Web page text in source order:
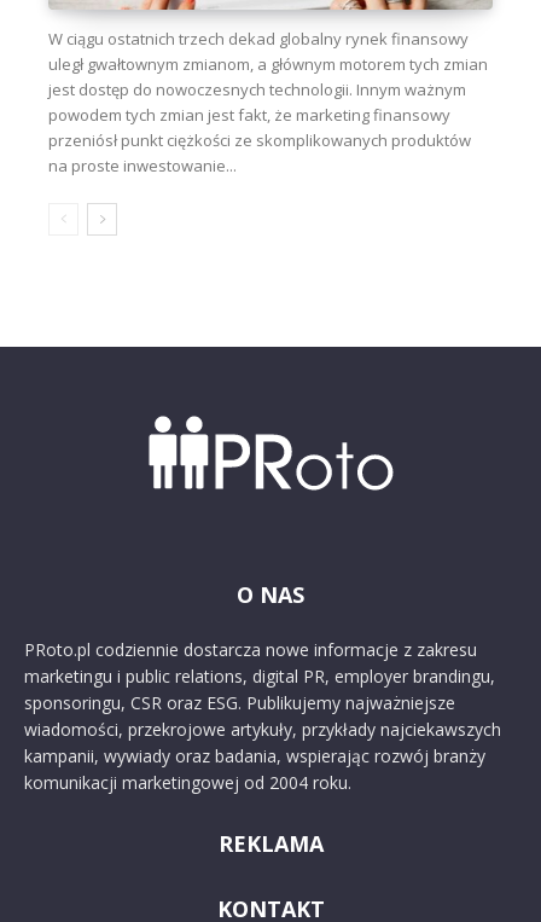
W ciągu ostatnich trzech dekad globalny rynek finansowy
uległ gwałtownym zmianom, a głównym motorem tych zmian
jest dostęp do nowoczesnych technologii. Innym ważnym
powodem tych zmian jest fakt, że marketing finansowy
przeniósł punkt ciężkości ze skomplikowanych produktów
na proste inwestowanie...
O NAS
PRoto.pl codziennie dostarcza nowe informacje z zakresu
marketingu i public relations, digital PR, employer brandingu,
sponsoringu, CSR oraz ESG. Publikujemy najważniejsze
wiadomości, przekrojowe artykuły, przykłady najciekawszych
kampanii, wywiady oraz badania, wspierając rozwój branży
komunikacji marketingowej od 2004 roku.
REKLAMA
KONTAKT